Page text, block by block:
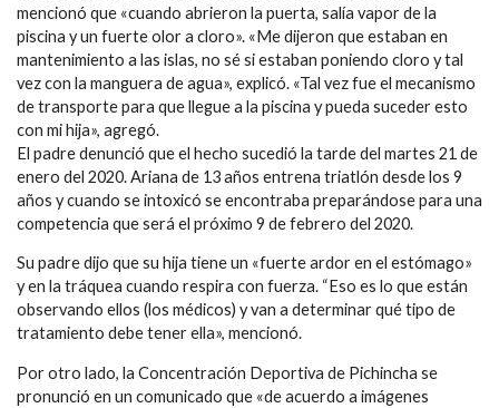
mencionó que «cuando abrieron la puerta, salía vapor de la
piscina y un fuerte olor a cloro». «Me dijeron que estaban en
mantenimiento a las islas, no sé si estaban poniendo cloro y tal
vez con la manguera de agua», explicó. «Tal vez fue el mecanismo
de transporte para que llegue a la piscina y pueda suceder esto
con mi hija», agregó.
El padre denunció que el hecho sucedió la tarde del martes 21 de
enero del 2020. Ariana de 13 años entrena triatlón desde los 9
años y cuando se intoxicó se encontraba preparándose para una
competencia que será el próximo 9 de febrero del 2020.
Su padre dijo que su hija tiene un «fuerte ardor en el estómago»
y en la tráquea cuando respira con fuerza. “Eso es lo que están
observando ellos (los médicos) y van a determinar qué tipo de
tratamiento debe tener ella», mencionó.
Por otro lado, la Concentración Deportiva de Pichincha se
pronunció en un comunicado que «de acuerdo a imágenes